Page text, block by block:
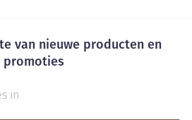
van nieuwe producten en
promoties